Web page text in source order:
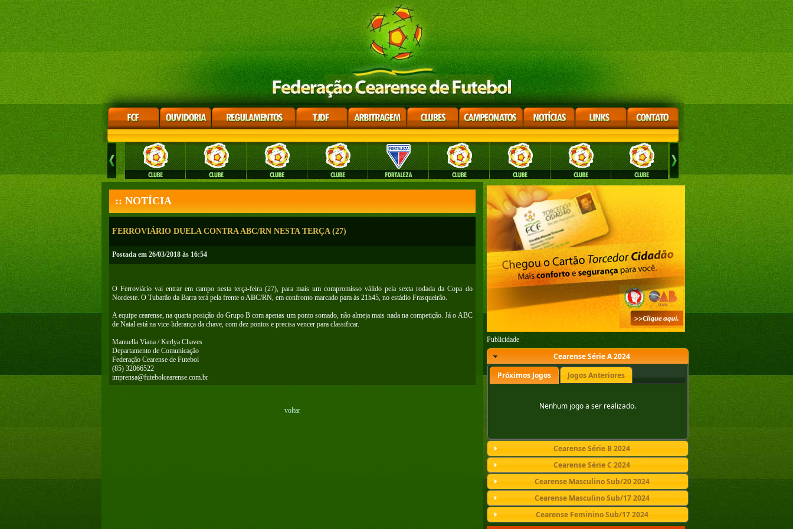
:: NOTÍCIA
FERROVIÁRIO DUELA CONTRA ABC/RN NESTA TERÇA (27)
Postada em 26/03/2018 às 16:54
O Ferroviário vai entrar em campo nesta terça-feira (27), para mais um compromisso válido pela sexta rodada da Copa do
Nordeste. O Tubarão da Barra terá pela frente o ABC/RN, em confronto marcado para às 21h45, no estádio Frasqueirão.
A equipe cearense, na quarta posição do Grupo B com apenas um ponto somado, não almeja mais nada na competição. Já o ABC
de Natal está na vice-liderança da chave, com dez pontos e precisa vencer para classificar.
Manuella Viana / Kerlya Chaves
Departamento de Comunicação
Federação Cearense de Futebol
‪(85) 32066522‬
imprensa@futebolcearense.com.br
voltar
Publicidade
Cearense Série A 2024
Próximos Jogos
Jogos Anteriores
Nenhum jogo a ser realizado.
Cearense Série B 2024
Cearense Série C 2024
Cearense Masculino Sub/20 2024
Cearense Masculino Sub/17 2024
Cearense Feminino Sub/17 2024